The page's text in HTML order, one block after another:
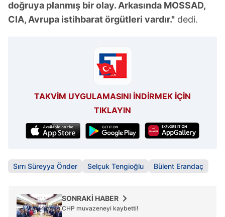
doğruya planmış bir olay. Arkasında MOSSAD,
CIA, Avrupa istihbarat örgütleri vardır." dedi.
TAKVİM UYGULAMASINI İNDİRMEK İÇİN
TIKLAYIN
Sırrı Süreyya Önder Selçuk Tengioğlu Bülent Erandaç
SONRAKİ HABER
CHP muvazeneyi kaybetti!